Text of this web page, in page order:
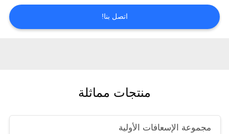
سياسة
الخصوصية
اتصل بنا!
منتجات مماثلة
مجموعة الإسعافات الأولية